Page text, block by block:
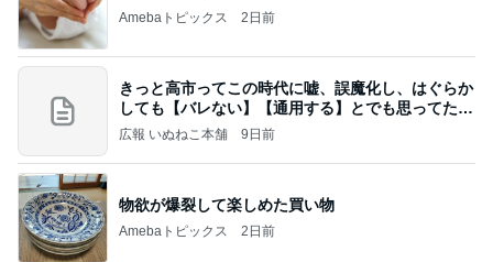
Amebaトピックス 2日前
きっと高市ってこの時代に嘘、誤魔化し、はぐらか
しても【バレない】【通用する】とでも思ってたん
だろ
広報 いぬねこ本舗 9日前
物欲が爆裂して楽しめた買い物
Amebaトピックス 2日前